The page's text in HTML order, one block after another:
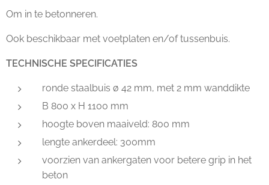
Om in te betonneren.
Ook beschikbaar met voetplaten en/of tussenbuis.
TECHNISCHE SPECIFICATIES
ronde staalbuis ø 42 mm, met 2 mm wanddikte
B 800 x H 1100 mm
hoogte boven maaiveld: 800 mm
lengte ankerdeel: 300mm
voorzien van ankergaten voor betere grip in het
beton